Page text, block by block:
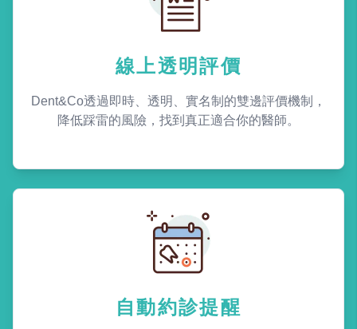
線上透明評價
Dent&Co透過即時、透明、實名制的雙邊評價機制，
降低踩雷的風險，找到真正適合你的醫師。
自動約診提醒